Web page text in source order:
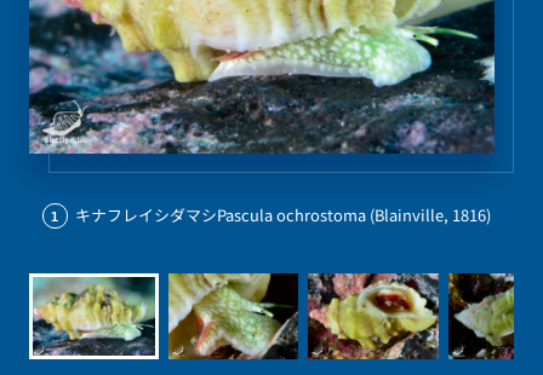
1 キナフレイシダマシPascula ochrostoma (Blainville, 1816)